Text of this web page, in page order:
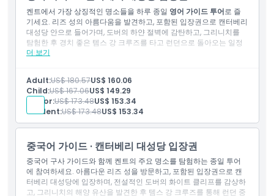
켄트에서 가장 상징적인 명소들을 하루 종일 영어 가이드 투어로 즐
기세요. 리즈 성의 아름다움을 발견하고, 포함된 입장권으로 캔터베리
대성당 안으로 들어가며, 도버의 하얀 절벽에 감탄하고, 그리니치를
탐험한 후 경치 좋은 템스 강 크루즈를 타고 런던으로 돌아오는 일정
입니다.
더 보기
입장권: 리즈 성
입장권: 캔터베리 대성당
영어 가이드
템스 강 보트 타기
무료 WiFi 및 USB 충전기가 구비된 고급 에어컨 코치 교통편
Adult:US$ 180.57US$ 160.06
Child:US$ 167.06US$ 149.29
Senior:US$ 173.48US$ 153.34
Student:US$ 173.48US$ 153.34
중국어 가이드 · 캔터베리 대성당 입장권
중국어 구사 가이드와 함께 켄트의 주요 명소를 탐험하는 종일 투어
에 참여하세요. 아름다운 리즈 성을 방문하고, 포함된 입장권으로 캔
터베리 대성당에 입장하며, 전설적인 도버의 화이트 클리프를 감상하
고, 그리니치의 해양 유산을 발견한 후 템스 강 크루즈를 통해 런던 중